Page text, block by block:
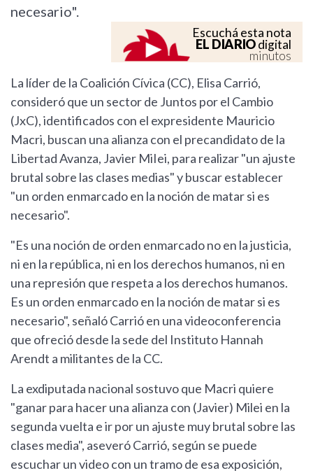
necesario".
Escuchá esta nota
EL DIARIOdigital
minutos
La líder de la Coalición Cívica (CC), Elisa Carrió,
consideró que un sector de Juntos por el Cambio
(JxC), identificados con el expresidente Mauricio
Macri, buscan una alianza con el precandidato de la
Libertad Avanza, Javier MiIei, para realizar "un ajuste
brutal sobre las clases medias" y buscar establecer
"un orden enmarcado en la noción de matar si es
necesario".
"Es una noción de orden enmarcado no en la justicia,
ni en la república, ni en los derechos humanos, ni en
una represión que respeta a los derechos humanos.
Es un orden enmarcado en la noción de matar si es
necesario", señaló Carrió en una videoconferencia
que ofreció desde la sede del Instituto Hannah
Arendt a militantes de la CC.
La exdiputada nacional sostuvo que Macri quiere
"ganar para hacer una alianza con (Javier) Milei en la
segunda vuelta e ir por un ajuste muy brutal sobre las
clases media", aseveró Carrió, según se puede
escuchar un video con un tramo de esa exposición,